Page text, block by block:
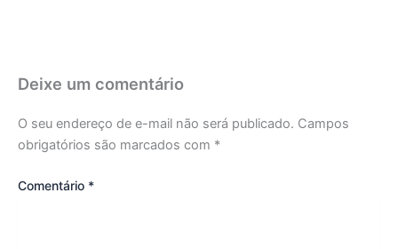
Deixe um comentário
O seu endereço de e-mail não será publicado. Campos
obrigatórios são marcados com *
Comentário *